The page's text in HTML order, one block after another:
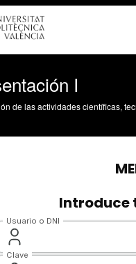
I
de las actividades científicas,